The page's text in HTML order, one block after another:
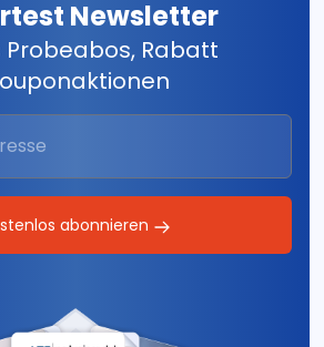
Newsletter
Probeabos, Rabatt
abonnieren